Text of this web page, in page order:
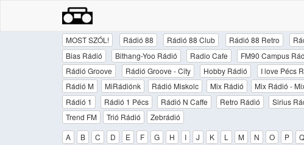
MOST SZÓL! Rádió 88 Rádió 88 Club Rádió 88 Retro
Bias Rádió
Bithang-Yoo Rádió Radio Cafe FM90 Campus
Rádió Groove
Rádió Groove - City Hobby Rádió I love Pécs
Rádió M
MiRádiónk Rádió Miskolc Mix Rádió Mix Rádió -
Rádió 1
Rádió 1 Pécs Rádió N Caffe Retro Rádió Sirius
Trend FM
Trió Rádió
Zebrádió
A
B C D E F G H I J K L M N O P Q